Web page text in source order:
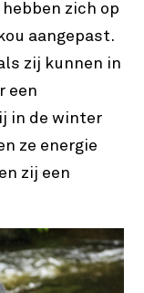
zich op
aangepast.
zij kunnen in
een
in de winter
ze energie
zij een